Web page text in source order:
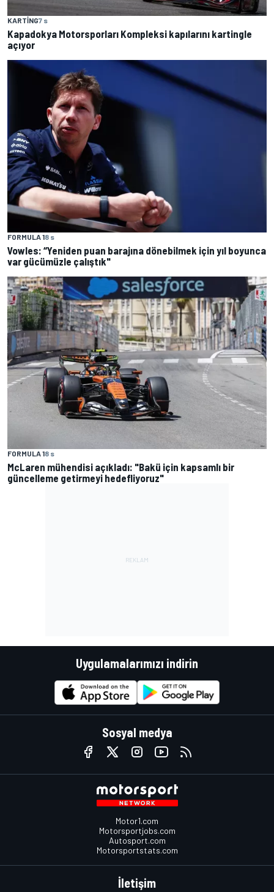
KARTING7 s
Kapadokya Motorsporları Kompleksi kapılarını kartingle
açıyor
FORMULA 18 s
Vowles: “Yeniden puan barajına dönebilmek için yıl boyunca
var gücümüzle çalıştık"
FORMULA 18 s
McLaren mühendisi açıkladı: "Bakü için kapsamlı bir
güncelleme getirmeyi hedefliyoruz"
Uygulamalarımızı indirin
Sosyal medya
Motor1.com
Motorsportjobs.com
Autosport.com
Motorsportstats.com
İletişim